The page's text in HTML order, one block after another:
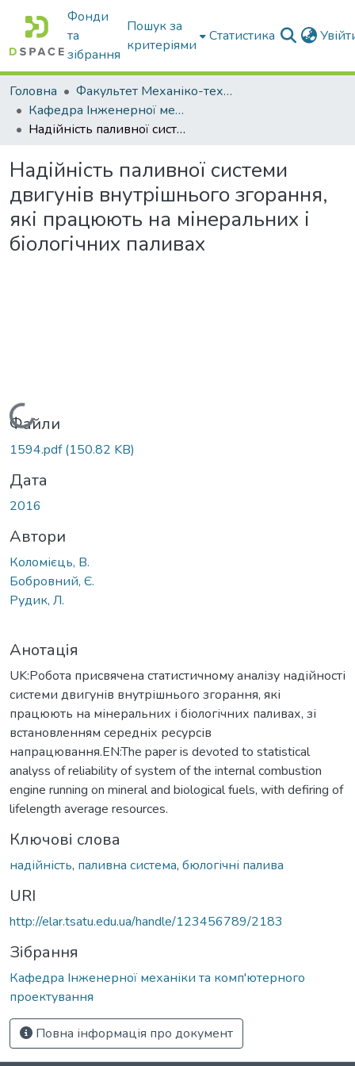
Фонди
та
зібрання
Пошук за
критеріями
Статистика
Головна
Факультет Механіко-технологічний
Кафедра Інженерної механіки та комп'ютерного проектування
Надійність паливної системи двигунів внутрішнього згорання, які працюють на мінеральних і біологічних паливах
Надійність паливної системи
двигунів внутрішнього згорання,
які працюють на мінеральних і
біологічних паливах
Вантажиться...
Файли
1594.pdf(150.82 KB)
Дата
2016
Автори
Коломієць, В.
Бобровний, Є.
Рудик, Л.
Анотація
UK:Робота присвячена статистичному аналізу надійності
системи двигунів внутрішнього згорання, які
працюють на мінеральних і біологічних паливах, зі
встановленням середніх ресурсів
напрацювання.EN:The paper is devoted to statistical
analyss of reliability of system of the internal combustion
engine running on mineral and biological fuels, with defiring of
lifelength average resources.
Ключові слова
надійність, паливна система, бюлогічні палива
URI
http://elar.tsatu.edu.ua/handle/123456789/2183
Зібрання
Кафедра Інженерної механіки та комп'ютерного
проектування
Повна інформація про документ